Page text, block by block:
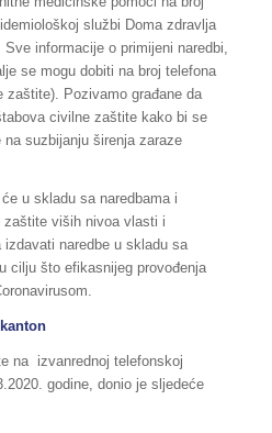
službi Doma zdravlja
informacije o primijeni naredbi,
se mogu dobiti na broj telefona
zaštite). Pozivamo građane da
civilne zaštite kako bi se
suzbijanju širenja zaraze
u skladu sa naredbama i
zaštite viših nivoa vlasti i
naredbe u skladu sa
cilju što efikasnijeg provođenja
na izvanrednoj telefonskoj
godine, donio je sljedeće